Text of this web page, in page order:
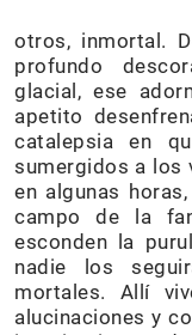
otros, inmortal.
profundo
glacial, ese
apetito
catalepsia en
sumergidos a los
en algunas
campo de la
esconden la
nadie los
mortales. Allí
alucinaciones y